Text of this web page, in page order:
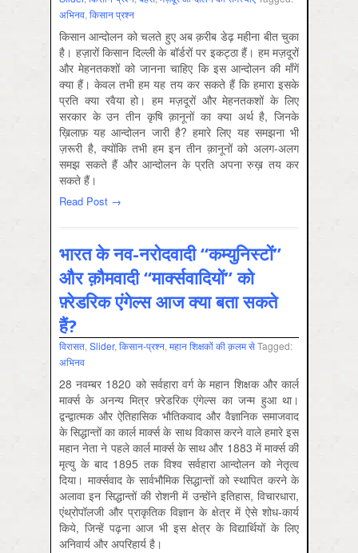
अभिनव, किसान प्रश्न
किसान आन्दोलन को चलते हुए अब क़रीब डेढ़ महीना बीत चुका
है। हज़ारों किसान दिल्ली के बॉर्डरों पर इकट्ठा हैं। हम मज़दूरों
और मेहनतकशों को जानना चाहिए कि इस आन्दोलन की माँगें
क्या हैं। केवल तभी हम यह तय कर सकते हैं कि हमारा इसके
प्रति क्या रवैया हो। हम मज़दूरों और मेहनतकशों के लिए
सरकार के उन तीन कृषि क़ानूनों का क्या अर्थ है, जिनके
ख़िलाफ़ यह आन्दोलन जारी है? हमारे लिए यह समझना भी
ज़रूरी है, क्योंकि तभी हम इन तीन क़ानूनों को अलग-अलग
समझ सकते हैं और आन्दोलन के प्रति अपना रुख़ तय कर
सकते हैं।
Read Post →
भारत के नव-नरोदवादी “कम्युनिस्टों”
और क़ौमवादी “मार्क्सवादियों” को
फ़्रेडरिक एंगेल्स आज क्या बता सकते
हैं?
विरासत, Slider, किसान-प्रश्‍न, महान शिक्षकों की क़लम सेTagged:
अभिनव
28 नवम्बर 1820 को सर्वहारा वर्ग के महान शिक्षक और कार्ल
मार्क्स के अनन्य मित्र फ़्रेडरिक एंगेल्स का जन्म हुआ था।
द्वन्द्वात्मक और ऐतिहासिक भौतिकवाद और वैज्ञानिक समाजवाद
के सिद्धान्तों का कार्ल मार्क्स के साथ विकास करने वाले हमारे इस
महान नेता ने पहले कार्ल मार्क्स के साथ और 1883 में मार्क्स की
मृत्यु के बाद 1895 तक विश्व सर्वहारा आन्दोलन को नेतृत्व
दिया। मार्क्सवाद के सार्वभौमिक सिद्धान्तों को स्थापित करने के
अलावा इन सिद्धान्तों की रोशनी में उन्होंने इतिहास, विचारधारा,
एंथ्रोपॉलजी और प्राकृतिक विज्ञान के क्षेत्र में ऐसे शोध-कार्य
किये, जिन्‍हें पढ़ना आज भी इस क्षेत्र के विद्यार्थियों के लिए
अनिवार्य और अपरिहार्य है।